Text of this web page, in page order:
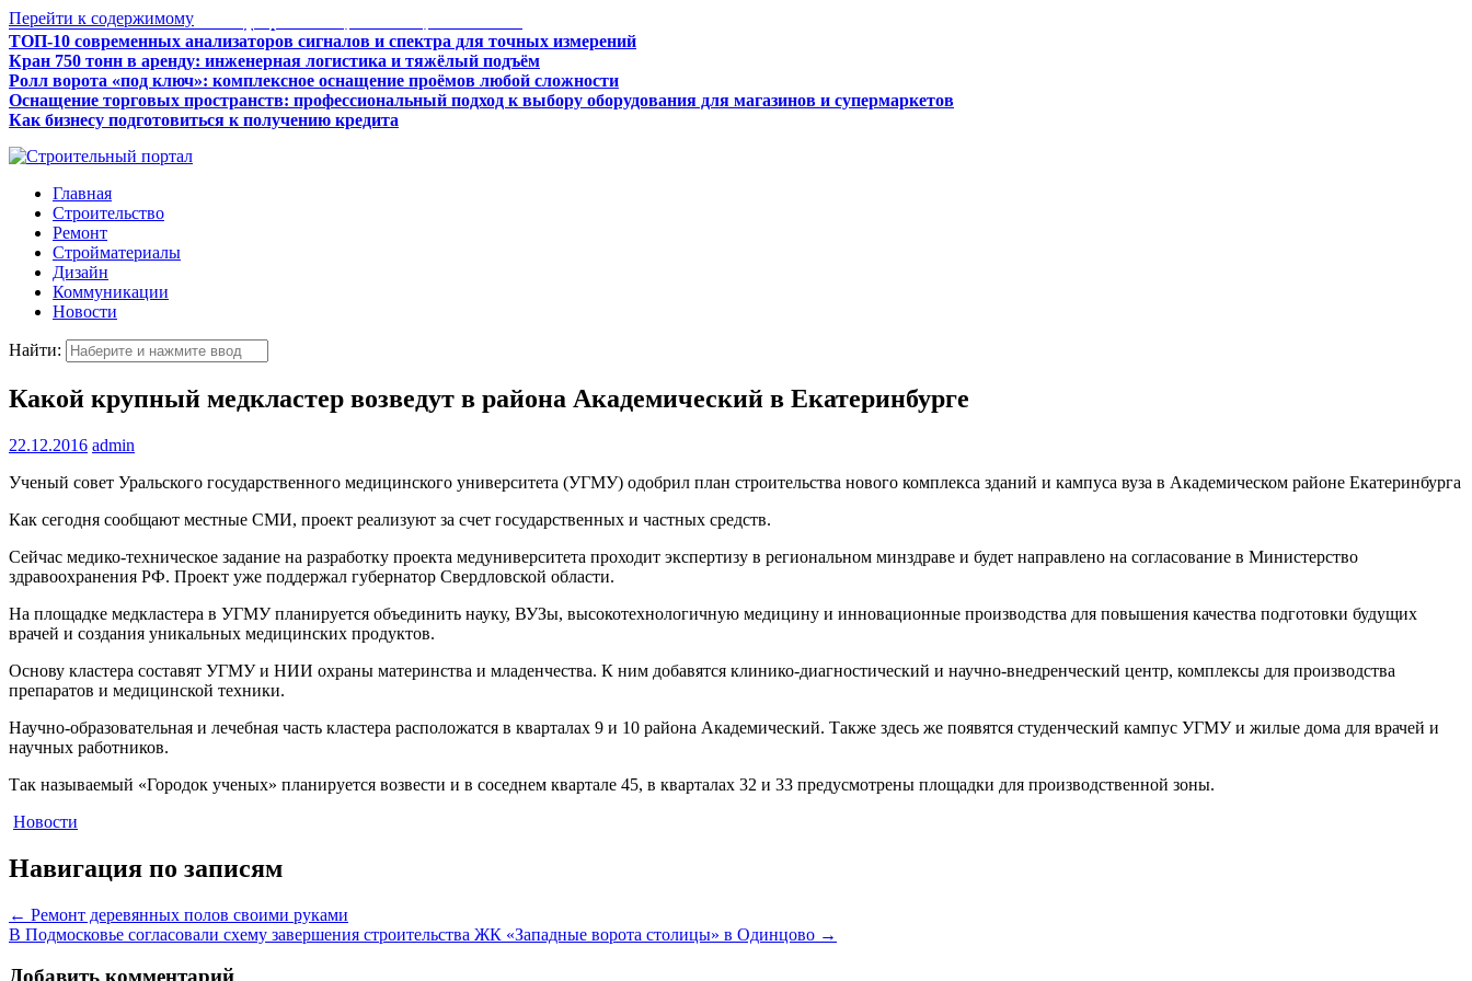
Перейти к содержимому
ТОП-10 современных анализаторов сигналов и спектра для точных измерений
Кран 750 тонн в аренду: инженерная логистика и тяжёлый подъём
Ролл ворота «под ключ»: комплексное оснащение проёмов любой сложности
Оснащение торговых пространств: профессиональный подход к выбору оборудования для магазинов и супермаркетов
Как бизнесу подготовиться к получению кредита
Главная
Строительство
Ремонт
Стройматериалы
Дизайн
Коммуникации
Новости
Найти:
Какой крупный медкластер возведут в района Академический в Екатеринбурге
22.12.2016 admin
Ученый совет Уральского государственного медицинского университета (УГМУ) одобрил план строительства нового комплекса зданий и кампуса вуза в Академическом районе Екатеринбурга
Как сегодня сообщают местные СМИ, проект реализуют за счет государственных и частных средств.
Сейчас медико-техническое задание на разработку проекта медуниверситета проходит экспертизу в региональном минздраве и будет направлено на согласование в Министерство
здравоохранения РФ. Проект уже поддержал губернатор Свердловской области.
На площадке медкластера в УГМУ планируется объединить науку, ВУЗы, высокотехнологичную медицину и инновационные производства для повышения качества подготовки будущих
врачей и создания уникальных медицинских продуктов.
Основу кластера составят УГМУ и НИИ охраны материнства и младенчества. К ним добавятся клинико-диагностический и научно-внедренческий центр, комплексы для производства
препаратов и медицинской техники.
Научно-образовательная и лечебная часть кластера расположатся в кварталах 9 и 10 района Академический. Также здесь же появятся студенческий кампус УГМУ и жилые дома для врачей и
научных работников.
Так называемый «Городок ученых» планируется возвести и в соседнем квартале 45, в кварталах 32 и 33 предусмотрены площадки для производственной зоны.
Новости
Навигация по записям
← Ремонт деревянных полов своими руками
В Подмосковье согласовали схему завершения строительства ЖК «Западные ворота столицы» в Одинцово →